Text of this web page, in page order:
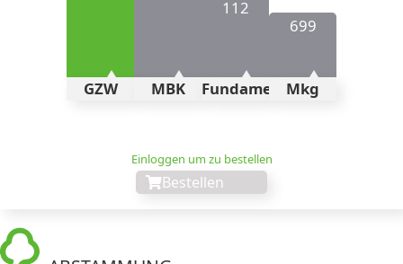
GZW MBK
112
Fundament
699
Mkg
Einloggen um zu bestellen
Bestellen